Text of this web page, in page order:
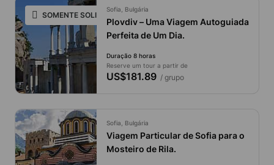
SOMENTE SOLICITAÇÃO
Sofia, Bulgária
Plovdiv – Uma Viagem Autoguiada
Perfeita de Um Dia.
Duração 8 horas
Reserve um tour a partir de
US$181.89/ grupo
Sofia, Bulgária
Viagem Particular de Sofia para o
Mosteiro de Rila.